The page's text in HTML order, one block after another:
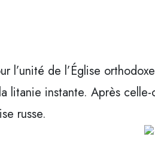
l’unité de l’Église
litanie instante. Après
russe.